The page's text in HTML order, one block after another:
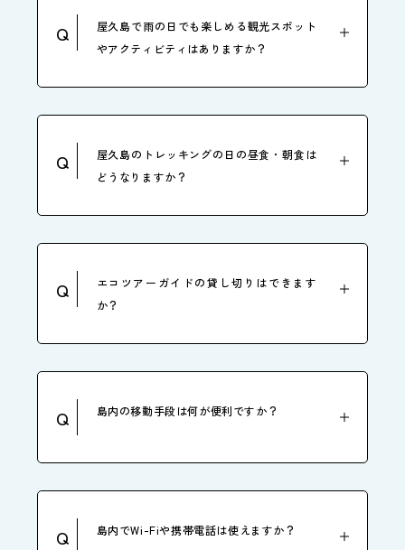
Q
屋久島で雨の日でも楽しめる観光スポット
やアクティビティはありますか？
Q
屋久島のトレッキングの日の昼食・朝食は
どうなりますか？
Q
エコツアーガイドの貸し切りはできます
か？
Q 島内の移動手段は何が便利ですか？
Q 島内でWi-Fiや携帯電話は使えますか？